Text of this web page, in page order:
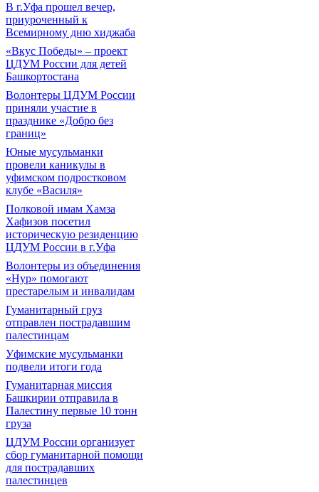
В г.Уфа прошел вечер,
приуроченный к
Всемирному дню хиджаба
«Вкус Победы» – проект
ЦДУМ России для детей
Башкортостана
Волонтеры ЦДУМ России
приняли участие в
празднике «Добро без
границ»
Юные мусульманки
провели каникулы в
уфимском подростковом
клубе «Василя»
Полковой имам Хамза
Хафизов посетил
историческую резиденцию
ЦДУМ России в г.Уфа
Волонтеры из объединения
«Нур» помогают
престарелым и инвалидам
Гуманитарный груз
отправлен пострадавшим
палестинцам
Уфимские мусульманки
подвели итоги года
Гуманитарная миссия
Башкирии отправила в
Палестину первые 10 тонн
груза
ЦДУМ России организует
сбор гуманитарной помощи
для пострадавших
палестинцев